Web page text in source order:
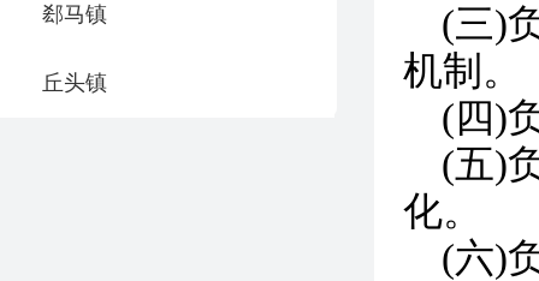
郄马镇
丘头镇
(三)
机制。
(四)
(五)
化。
(六)